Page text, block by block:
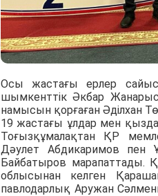
Осы жастағы ерлер
шымкенттік Әкбар
намысын қорғаған Әділхан
19 жастағы ұлдар мен
Тоғызқұмалақтан ҚР
Дәулет Абдикаримов пен
Байбатыров марапаттады.
облысынан келген
павлодарлық Аружан